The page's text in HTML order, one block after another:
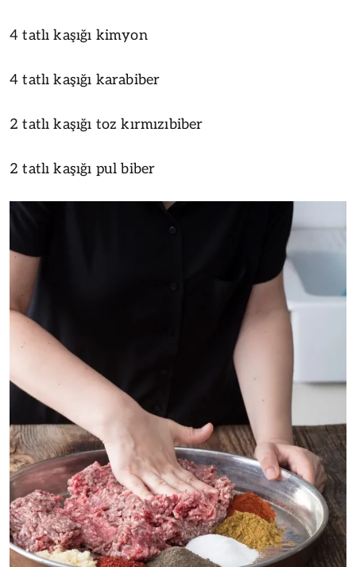
4 tatlı kaşığı kimyon
4 tatlı kaşığı karabiber
2 tatlı kaşığı toz kırmızıbiber
2 tatlı kaşığı pul biber